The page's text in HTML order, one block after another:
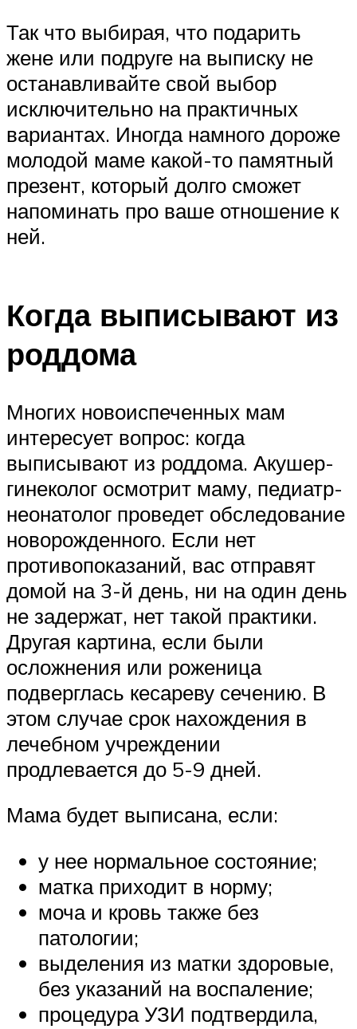
Так что выбирая, что подарить
жене или подруге на выписку не
останавливайте свой выбор
исключительно на практичных
вариантах. Иногда намного дороже
молодой маме какой-то памятный
презент, который долго сможет
напоминать про ваше отношение к
ней.
Когда выписывают из
роддома
Многих новоиспеченных мам
интересует вопрос: когда
выписывают из роддома. Акушер-
гинеколог осмотрит маму, педиатр-
неонатолог проведет обследование
новорожденного. Если нет
противопоказаний, вас отправят
домой на 3-й день, ни на один день
не задержат, нет такой практики.
Другая картина, если были
осложнения или роженица
подверглась кесареву сечению. В
этом случае срок нахождения в
лечебном учреждении
продлевается до 5-9 дней.
Мама будет выписана, если:
у нее нормальное состояние;
матка приходит в норму;
моча и кровь также без
патологии;
выделения из матки здоровые,
без указаний на воспаление;
процедура УЗИ подтвердила,